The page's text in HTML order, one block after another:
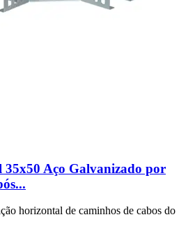
35x50 Aço Galvanizado por
horizontal de caminhos de cabos do